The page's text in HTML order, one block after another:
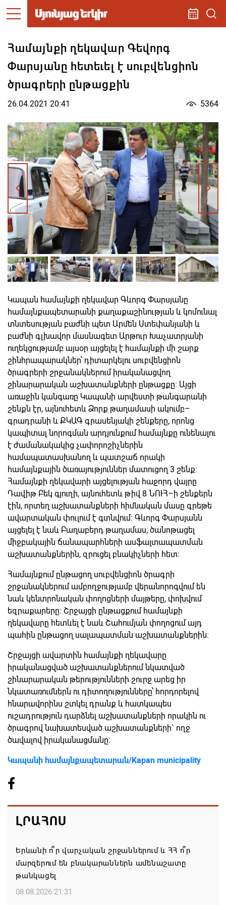
Համայնքի ղեկավար Գեվորգ
Փարսյանը հետեւել է սուբվենցիոն
ծրագրերի ընթացքին
26.04.2021 20:41 5364
Կապան համայնքի ղեկավար Գևորգ Փարսյանը
համայնքապետարանի քաղաքաշինության և կոմունալ
տնտեսության բաժնի պետ Արմեն Ստեփանյանի և
բաժնի գլխավոր մասնագետ Արթուր Խաչատրյանի
ուղեկցությամբ այսօր այցելել է համայնքի մի շարք
շինհրապարակներ՝ դիտարկելու սուբվենցիոն
ծրագրերի շրջանակներում իրականացվող
շինարարական աշխատանքների ընթացքը։ Այցի
առաջին կանգառը Կապանի արվեստի թանգարանի
շենքն էր, այնուհետև Ձորք թաղամասի ակումբ–
գրադրանի և ՔԿԱԳ գրասենյակի շենքերը, որոնց
կապիտալ նորոգման արդյունքում համայնքը ունենալու
է ժամանակակից չափորոշիչներին
համապատասխանող և պատշաճ որակի
համայնքային ծառայություններ մատուցող 3 շենք։
Համայնքի ղեկավարի այցելության հաջորդ վայրը
Դավիթ Բեկ գյուղի, այնուհետև թիվ 8 ՆՈՒՀ–ի շենքերն
էին, որտեղ աշխատանքների հիմնական մասը գրեթե
ավարտական փուլում է գտնվում։ Գևորգ Փարսյանն
այցելել է նաև Բաղաբերդ թաղամաս, ծանոթացել
միջբակային ճանապարհների ասֆալտապատման
աշխատանքներին, զրուցել բնակիչների հետ։
Համայնքում ընթացող սուբվենցիոն ծրագրի
շրջանակներում ամբողջությամբ վերանորոգվում են
նաև կենտրոնական փողոցների մայթերը, փոխվում
եզրաքարերը։ Շրջայցի ընթացքում համայնքի
ղեկավարը հետևել է նաև Շահումյան փողոցում այդ
պահին ընթացող սալապատման աշխատանքներին։
Շրջայցի ավարտին համայնքի ղեկավարը
իրականացված աշխատանքներում նկատված
շինարարական թերությունների շուրջ արեց իր
նկատառումներն ու դիտողությունները՝ հորդորելով
հնարավորինս շտկել դրանք և հատկապես
ուշադրություն դարձնել աշխատանքների որակին ու
ծրագրով նախատեսված աշխատանքների` ողջ
ծավալով իրականացմանը։
Կապանի համայնքապետարան/Kapan municipality
ԼՐԱՀՈՍ
Երևանի ո՞ր վարչական շրջաններում և ՀՀ ո՞ր
մարզերում են բնակարաններն ամենաշատը
թանկացել
08.08.2026 21:31